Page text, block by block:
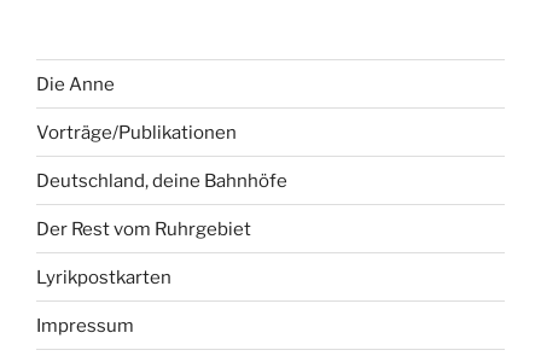
Die Anne
Vorträge/Publikationen
Deutschland, deine Bahnhöfe
Der Rest vom Ruhrgebiet
Lyrikpostkarten
Impressum